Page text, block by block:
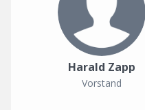
Harald Zapp
Vorstand